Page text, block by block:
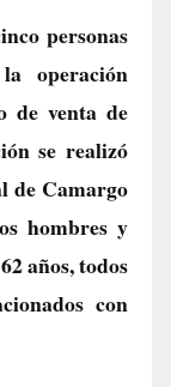
personas
operación
de venta de
se realizó
de Camargo
hombres y
años, todos
con